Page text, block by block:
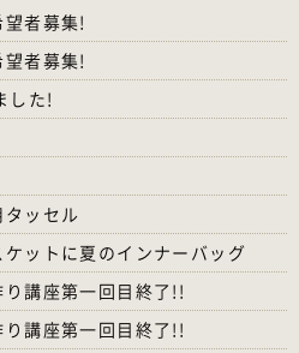
者募集!
者募集!
した!
ッセル
ットに夏のインナーバッグ
講座第一回目終了!!
講座第一回目終了!!